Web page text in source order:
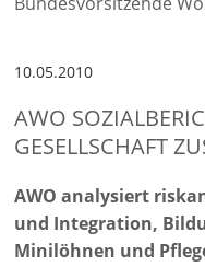
10.05.2010
AWO
GESELLSCHAFT
AWO analysiert
und Integration,
Minilöhnen und